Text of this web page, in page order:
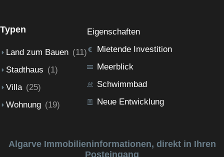
Typen
Land zum Bauen (11)
Stadthaus (1)
Villa (25)
Wohnung (19)
Eigenschaften
Mietende Investition
Meerblick
Schwimmbad
Neue Entwicklung
Algarve Immobilieninformationen, direkt in Ihren
Posteingang